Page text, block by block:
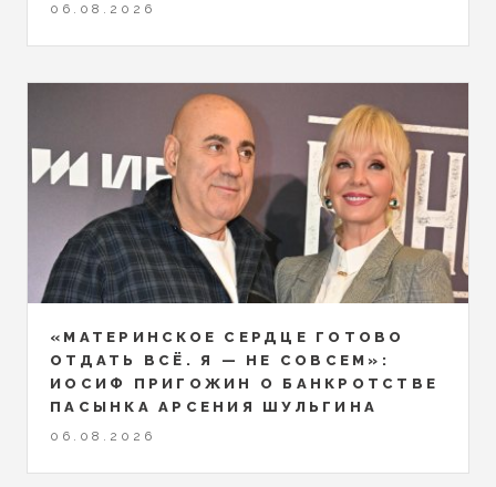
06.08.2026
«МАТЕРИНСКОЕ СЕРДЦЕ ГОТОВО
ОТДАТЬ ВСЁ. Я — НЕ СОВСЕМ»:
ИОСИФ ПРИГОЖИН О БАНКРОТСТВЕ
ПАСЫНКА АРСЕНИЯ ШУЛЬГИНА
06.08.2026